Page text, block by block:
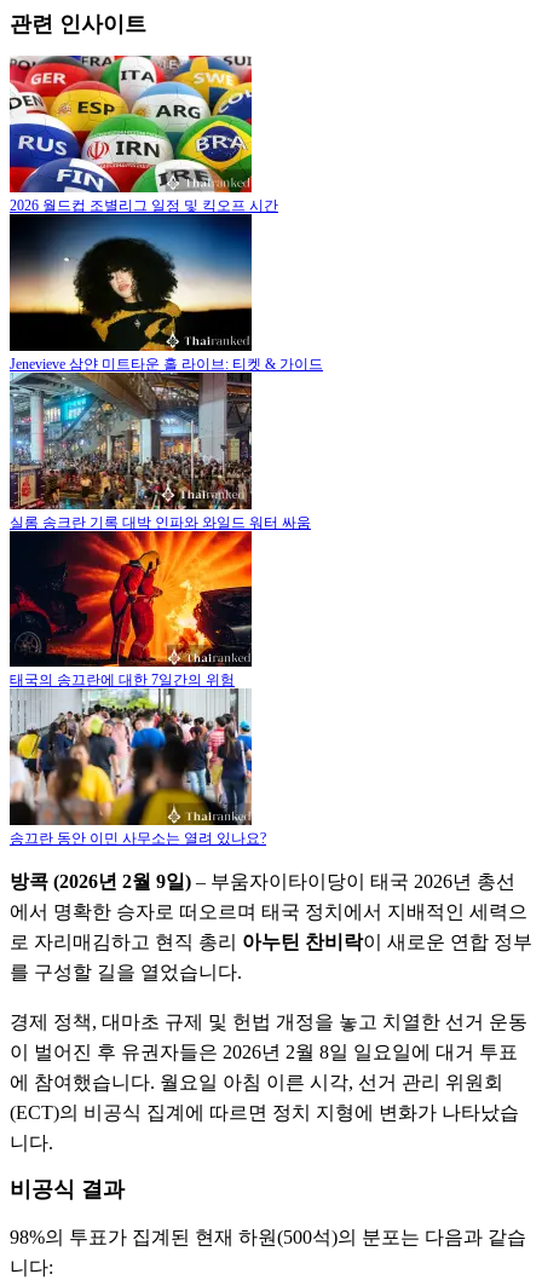
관련 인사이트
2026 월드컵 조별리그 일정 및 킥오프 시간
Jenevieve 삼얀 미트타운 홀 라이브: 티켓 & 가이드
실롬 송크란 기록 대박 인파와 와일드 워터 싸움
태국의 송끄란에 대한 7일간의 위험
송끄란 동안 이민 사무소는 열려 있나요?
방콕 (2026년 2월 9일) – 부움자이타이당이 태국 2026년 총선
에서 명확한 승자로 떠오르며 태국 정치에서 지배적인 세력으
로 자리매김하고 현직 총리 아누틴 찬비락이 새로운 연합 정부
를 구성할 길을 열었습니다.
경제 정책, 대마초 규제 및 헌법 개정을 놓고 치열한 선거 운동
이 벌어진 후 유권자들은 2026년 2월 8일 일요일에 대거 투표
에 참여했습니다. 월요일 아침 이른 시각, 선거 관리 위원회
(ECT)의 비공식 집계에 따르면 정치 지형에 변화가 나타났습
니다.
비공식 결과
98%의 투표가 집계된 현재 하원(500석)의 분포는 다음과 같습
니다: